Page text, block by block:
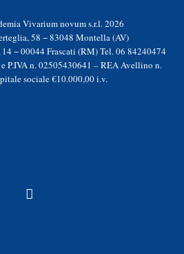
Vivarium novum s.r.l. 2026
58 − 83048 Montella (AV)
− 00044 Frascati (RM) Tel. 06 84240474
P.IVA n. 02505430641 – REA Avellino n.
sociale €10.000,00 i.v.